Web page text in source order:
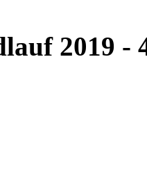
2019 -